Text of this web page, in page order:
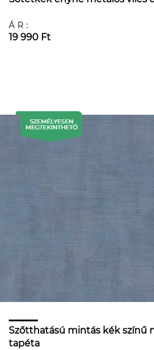
ÁR:
19 990 Ft
Szőtthatású mintás kék színű
tapéta